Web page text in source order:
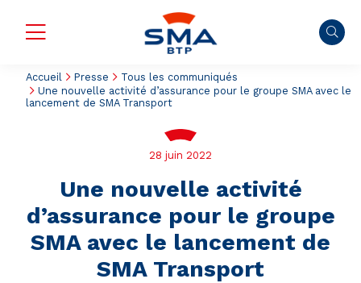
Accueil Presse
Tous les communiqués
Une nouvelle activité d’assurance pour le groupe SMA avec le
lancement de SMA Transport
28 juin 2022
Une nouvelle activité
d’assurance pour le groupe
SMA avec le lancement de
SMA Transport